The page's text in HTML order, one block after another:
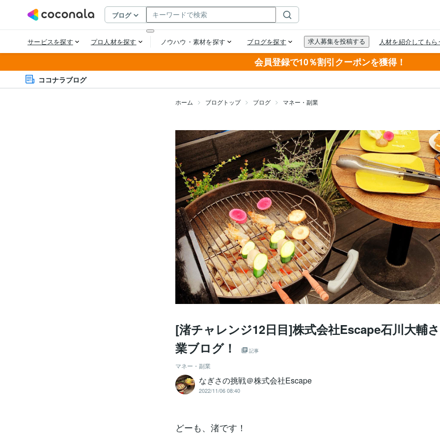
会員登録で10％割引クーポンを獲得！
ココナラブログ
ホーム ブログトップ ブログ マネー・副業
[渚チャレンジ12日目]株式会社Escape石川大輔
業ブログ！
記事
マネー・副業
なぎさの挑戦＠株式会社Escape
2022/11/06 08:40
どーも、渚です！